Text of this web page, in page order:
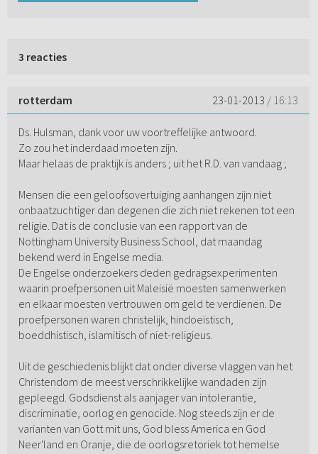
3 reacties
rotterdam 23-01-2013 / 16:13
Ds. Hulsman, dank voor uw voortreffelijke antwoord.
Zo zou het inderdaad moeten zijn.
Maar helaas de praktijk is anders ; uit het R.D. van vandaag ;
Mensen die een geloofsovertuiging aanhangen zijn niet
onbaatzuchtiger dan degenen die zich niet rekenen tot een
religie. Dat is de conclusie van een rapport van de
Nottingham University Business School, dat maandag
bekend werd in Engelse media.
De Engelse onderzoekers deden gedragsexperimenten
waarin proefpersonen uit Maleisië moesten samenwerken
en elkaar moesten vertrouwen om geld te verdienen. De
proefpersonen waren christelijk, hindoeïstisch,
boeddhistisch, islamitisch of niet-religieus.
Uit de geschiedenis blijkt dat onder diverse vlaggen van het
Christendom de meest verschrikkelijke wandaden zijn
gepleegd. Godsdienst als aanjager van intolerantie,
discriminatie, oorlog en genocide. Nog steeds zijn er de
varianten van Gott mit uns, God bless America en God
Neer'land en Oranje, die de oorlogsretoriek tot hemelse